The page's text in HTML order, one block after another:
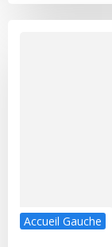
Accueil Gauche